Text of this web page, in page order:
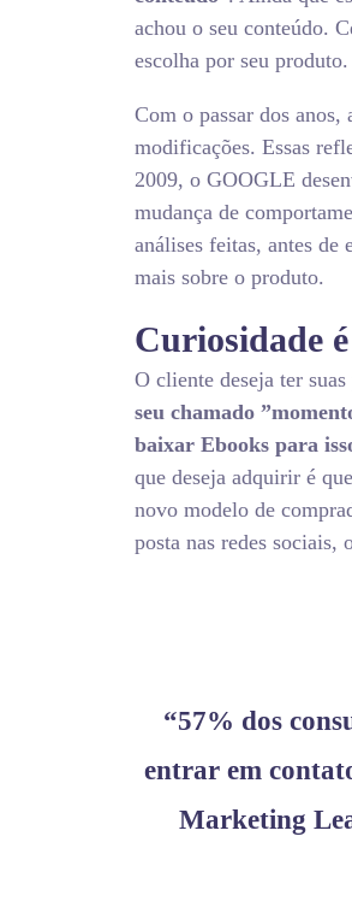
achou o seu conteúdo.
escolha por seu produto.
Com o passar dos
modificações. Essas
2009, o GOOGLE
mudança de
análises feitas, antes de
mais sobre o produto.
Curiosidade
O cliente deseja ter
seu chamado
baixar Ebooks para
que deseja adquirir é
novo modelo de
posta nas redes sociais,
“57% dos
entrar em
Marketing